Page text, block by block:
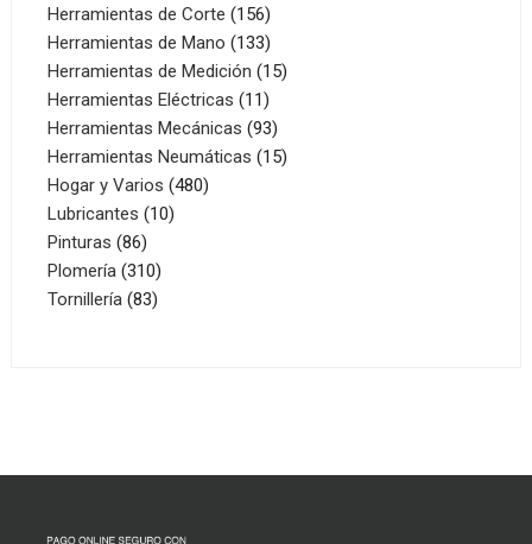
Herramientas de Corte 156156
productos
Herramientas de Mano 133133
productos
Herramientas de Medición 1515
Herramientas Eléctricas 1111
productos
Herramientas Mecánicas 9393
productos
Herramientas Neumáticas 1515
Hogar y Varios 480480
Lubricantes 1010
Pinturas 8686
productos
Plomería 310310
productos
Tornillería 8383